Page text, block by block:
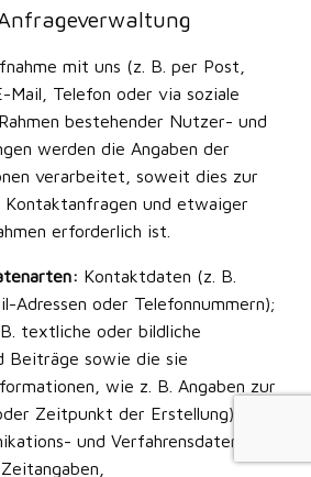
mit uns (z. B. per Post,
Mail, Telefon oder via soziale
bestehender Nutzer- und
werden die Angaben der
verarbeitet, soweit dies zur
und etwaiger
erforderlich ist.
Kontaktdaten (z. B.
Adressen oder Telefonnummern);
textliche oder bildliche
Beiträge sowie die sie
wie z. B. Angaben zur
Zeitpunkt der Erstellung).
und Verfahrensdaten (z.